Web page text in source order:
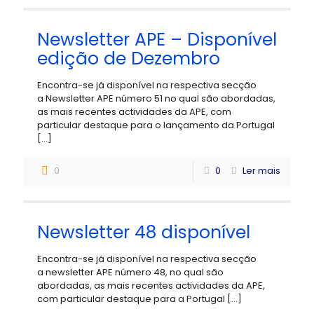
Newsletter APE – Disponível
edição de Dezembro
Encontra-se já disponível na respectiva secção
a Newsletter APE número 51 no qual são abordadas,
as mais recentes actividades da APE, com
particular destaque para o lançamento da Portugal
[…]
0 0 Ler mais
Newsletter 48 disponível
Encontra-se já disponível na respectiva secção
a newsletter APE número 48, no qual são
abordadas, as mais recentes actividades da APE,
com particular destaque para a Portugal […]